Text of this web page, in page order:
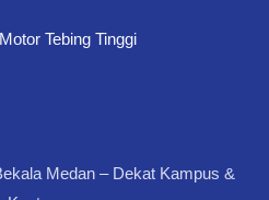
Tebing Tinggi
Medan – Dekat Kampus &